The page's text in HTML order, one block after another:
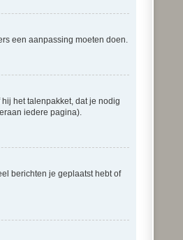
een aanpassing moeten doen.
het talenpakket, dat je nodig
iedere pagina).
berichten je geplaatst hebt of